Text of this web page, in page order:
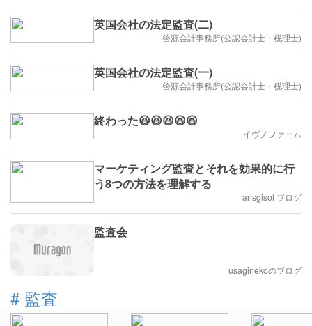
英国会社の法定監査(二)
啓源会計事務所(公認会計士・税理士)
英国会社の法定監査(一)
啓源会計事務所(公認会計士・税理士)
終わった😆😆😆😆😆
イヴノファーム
マーケティング監査とそれを効果的に行
う8つの方法を理解する
arisgisol ブログ
監査会
usaginekoのブログ
# 監査